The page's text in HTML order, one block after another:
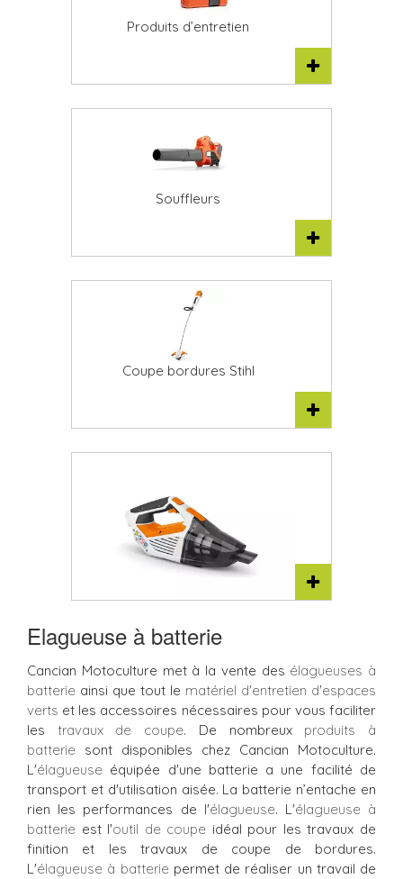
Produits d’entretien
Souffleurs
Coupe bordures Stihl
Elagueuse à batterie
Cancian Motoculture met à la vente des élagueuses à
batterie ainsi que tout le matériel d'entretien d'espaces
verts et les accessoires nécessaires pour vous faciliter
les travaux de coupe. De nombreux produits à
batterie sont disponibles chez Cancian Motoculture.
L'élagueuse équipée d'une batterie a une facilité de
transport et d'utilisation aisée. La batterie n’entache en
rien les performances de l'élagueuse. L'élagueuse à
batterie est l'outil de coupe idéal pour les travaux de
finition et les travaux de coupe de bordures.
L'élagueuse à batteriepermet de réaliser un travail de